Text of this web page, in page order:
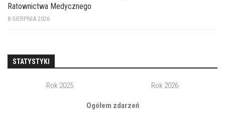
Ratownictwa Medycznego
8 SIERPNIA 2026
STATYSTYKI
Rok 2025 Rok 2026
Ogółem zdarzeń